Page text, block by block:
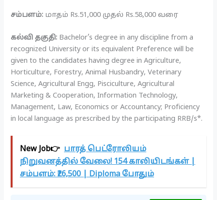
சம்பளம்: மாதம் Rs.51,000 முதல் Rs.58,000 வரை
கல்வி தகுதி: Bachelor’s degree in any discipline from a
recognized University or its equivalent Preference will be
given to the candidates having degree in Agriculture,
Horticulture, Forestry, Animal Husbandry, Veterinary
Science, Agricultural Engg, Pisciculture, Agricultural
Marketing & Cooperation, Information Technology,
Management, Law, Economics or Accountancy; Proficiency
in local language as prescribed by the participating RRB/s*.
New Job👉 பாரத் பெட்ரோலியம்
நிறுவனத்தில் வேலை! 154 காலியிடங்கள் |
சம்பளம்: ₹26,500 | Diploma போதும்